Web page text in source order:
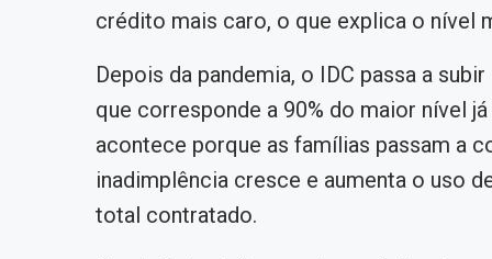
crédito mais caro, o que explica o nível
Depois da pandemia, o IDC passa a
que corresponde a 90% do maior nível
acontece porque as famílias passam a
inadimplência cresce e aumenta o uso
total contratado.